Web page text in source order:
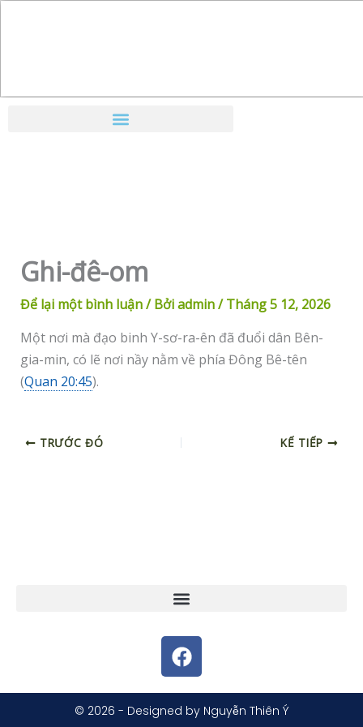
Ghi-đê-om
Để lại một bình luận/ Bởiadmin/Tháng 5 12, 2026
Một nơi mà đạo binh Y-sơ-ra-ên đã đuổi dân Bên-
gia-min, có lẽ nơi nầy nằm về phía Đông Bê-tên
(Quan 20:45).
TRƯỚC ĐÓ KẾ TIẾP
F
a
c
e
© 2026 - Designed by Nguyễn Thiên Ý